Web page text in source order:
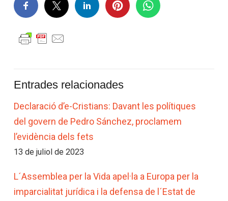
Entrades relacionades
Declaració d’e-Cristians: Davant les polítiques
del govern de Pedro Sánchez, proclamem
l’evidència dels fets
13 de juliol de 2023
L´Assemblea per la Vida apel·la a Europa per la
imparcialitat jurídica i la defensa de l´Estat de